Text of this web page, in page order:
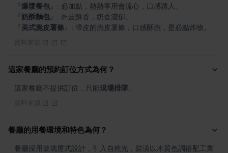
爆漿餐包
奶酥麵包
美式脆皮薯條 : 帶皮的脆皮薯條，口感酥脆，是必點炸物。
這家餐廳的預約訂位方式為何？
這家餐廳不提供訂位，只能現場排隊
餐廳的用餐環境和特色為何？
餐廳採用玻璃屋式設計，引入自然光，裝潢以木質色調搭配工業